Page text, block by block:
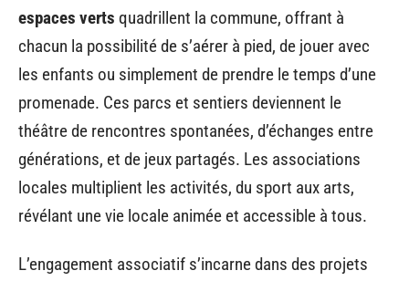
espaces verts quadrillent la commune, offrant à
chacun la possibilité de s’aérer à pied, de jouer avec
les enfants ou simplement de prendre le temps d’une
promenade. Ces parcs et sentiers deviennent le
théâtre de rencontres spontanées, d’échanges entre
générations, et de jeux partagés. Les associations
locales multiplient les activités, du sport aux arts,
révélant une vie locale animée et accessible à tous.
L’engagement associatif s’incarne dans des projets